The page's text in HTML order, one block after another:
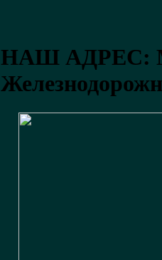
НАШ АДРЕС: